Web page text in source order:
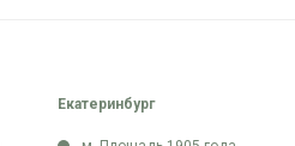
Екатеринбург